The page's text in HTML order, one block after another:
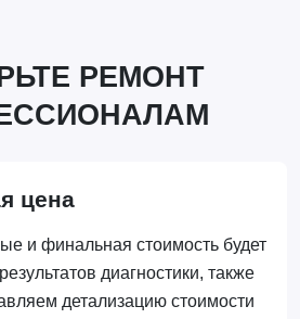
РЕМОНТ
цена
и финальная стоимость будет
диагностики, также
детализацию стоимости